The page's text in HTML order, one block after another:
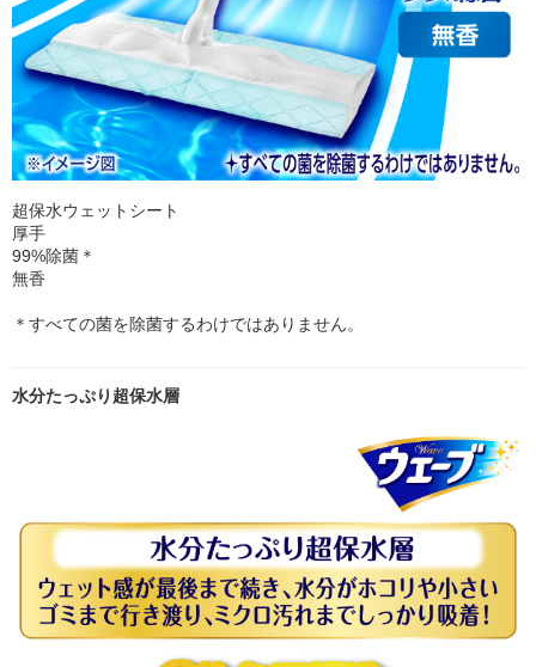
超保水ウェットシート
厚手
99%除菌＊
無香
＊すべての菌を除菌するわけではありません。
水分たっぷり超保水層